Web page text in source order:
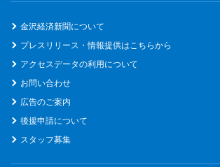
金沢経済新聞について
プレスリリース・情報提供はこちらから
アクセスデータの利用について
お問い合わせ
広告のご案内
後援申請について
スタッフ募集